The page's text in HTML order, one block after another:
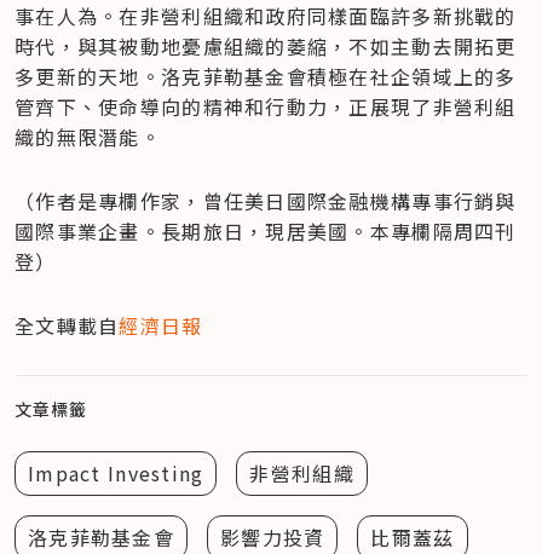
事在人為。在非營利組織和政府同樣面臨許多新挑戰的
時代，與其被動地憂慮組織的萎縮，不如主動去開拓更
多更新的天地。洛克菲勒基金會積極在社企領域上的多
管齊下、使命導向的精神和行動力，正展現了非營利組
織的無限潛能。
（作者是專欄作家，曾任美日國際金融機構專事行銷與
國際事業企畫。長期旅日，現居美國。本專欄隔周四刊
登）
全文轉載自經濟日報
文章標籤
Impact Investing 非營利組織
洛克菲勒基金會 影響力投資 比爾蓋茲